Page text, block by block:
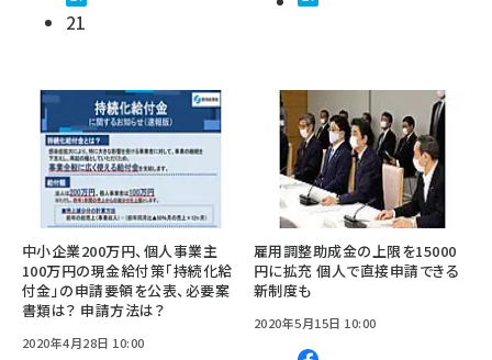
21
中小企業200万円、個人事業主
100万円の現金給付策「持続化給
付金」の申請要領を公表、必要案
書類は？ 申請方法は？
2020年4月28日 10:00
雇用調整助成金の上限を15000
円に拡充 個人で直接申請できる
新制度も
2020年5月15日 10:00